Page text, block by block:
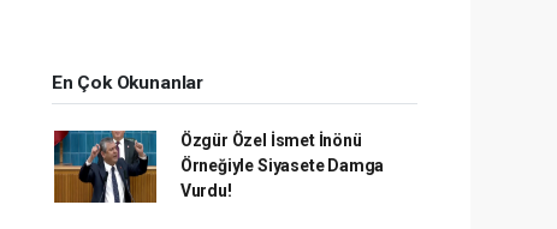
En Çok Okunanlar
Özgür Özel İsmet İnönü
Örneğiyle Siyasete Damga
Vurdu!